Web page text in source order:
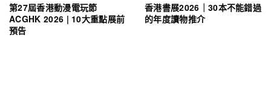
第27屆香港動漫電玩節
ACGHK 2026 | 10大重點展前
預告
香港書展2026｜30本不能錯過
的年度讀物推介